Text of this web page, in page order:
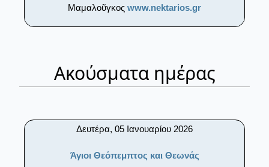
Μαμαλοῦγκος www.nektarios.gr
Ακούσματα ημέρας
Δευτέρα, 05 Ιανουαρίου 2026
Άγιοι Θεόπεμπτος και Θεωνάς